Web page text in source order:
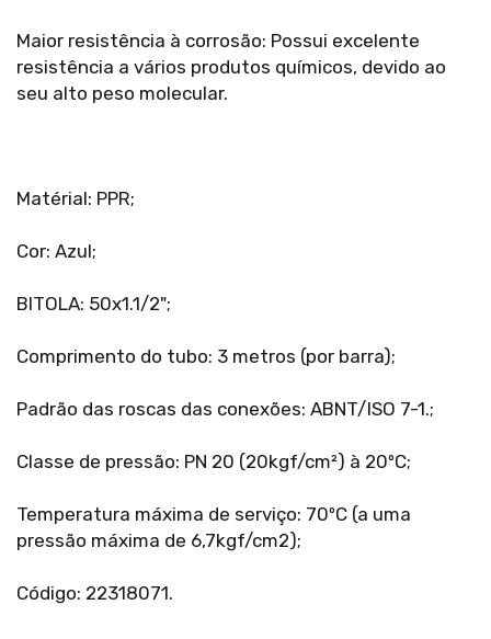
Maior resistência à corrosão: Possui excelente
resistência a vários produtos químicos, devido ao
seu alto peso molecular.
Matérial: PPR;
Cor: Azul;
BITOLA: 50x1.1/2";
Comprimento do tubo: 3 metros (por barra);
Padrão das roscas das conexões: ABNT/ISO 7-1.;
Classe de pressão: PN 20 (20kgf/cm²) à 20ºC;
Temperatura máxima de serviço: 70ºC (a uma
pressão máxima de 6,7kgf/cm2);
Código: 22318071.